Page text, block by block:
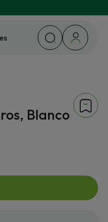
Blanco